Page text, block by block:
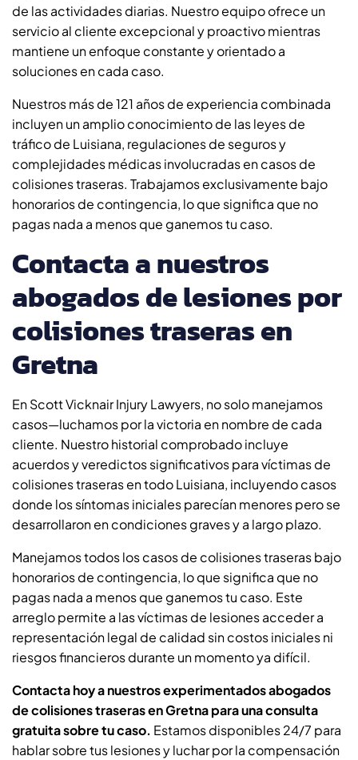
de las actividades diarias. Nuestro equipo ofrece un
servicio al cliente excepcional y proactivo mientras
mantiene un enfoque constante y orientado a
soluciones en cada caso.
Nuestros más de 121 años de experiencia combinada
incluyen un amplio conocimiento de las leyes de
tráfico de Luisiana, regulaciones de seguros y
complejidades médicas involucradas en casos de
colisiones traseras. Trabajamos exclusivamente bajo
honorarios de contingencia, lo que significa que no
pagas nada a menos que ganemos tu caso.
Contacta a nuestros
abogados de lesiones por
colisiones traseras en
Gretna
En Scott Vicknair Injury Lawyers, no solo manejamos
casos—luchamos por la victoria en nombre de cada
cliente. Nuestro historial comprobado incluye
acuerdos y veredictos significativos para víctimas de
colisiones traseras en todo Luisiana, incluyendo casos
donde los síntomas iniciales parecían menores pero se
desarrollaron en condiciones graves y a largo plazo.
Manejamos todos los casos de colisiones traseras bajo
honorarios de contingencia, lo que significa que no
pagas nada a menos que ganemos tu caso. Este
arreglo permite a las víctimas de lesiones acceder a
representación legal de calidad sin costos iniciales ni
riesgos financieros durante un momento ya difícil.
Contacta hoy a nuestros experimentados abogados
de colisiones traseras en Gretna para una consulta
gratuita sobre tu caso. Estamos disponibles 24/7 para
hablar sobre tus lesiones y luchar por la compensación